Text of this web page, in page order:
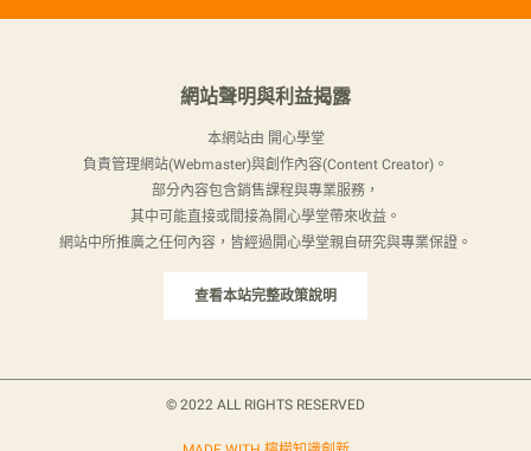
網站聲明與利益揭露
本網站由 開心學堂
負責管理網站(Webmaster)與創作內容(Content Creator)。
部分內容包含銷售課程與專業服務，
其中可能直接或間接為開心學堂帶來收益。
網站中所推廣之任何內容，皆經過開心學堂親自研究與專業保證。
查看本站完整政策說明
© 2022 ALL RIGHTS RESERVED​